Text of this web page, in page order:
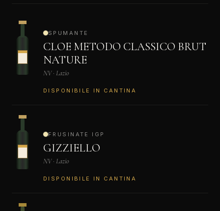
SPUMANTE
CLOE METODO CLASSICO BRUT
NATURE
NV · Lazio
DISPONIBILE IN CANTINA
FRUSINATE IGP
GIZZIELLO
NV · Lazio
DISPONIBILE IN CANTINA